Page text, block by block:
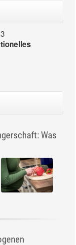
Was